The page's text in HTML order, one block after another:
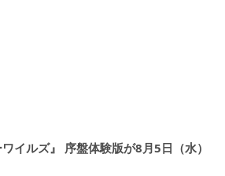
イルズ』 序盤体験版が8月5日（水）